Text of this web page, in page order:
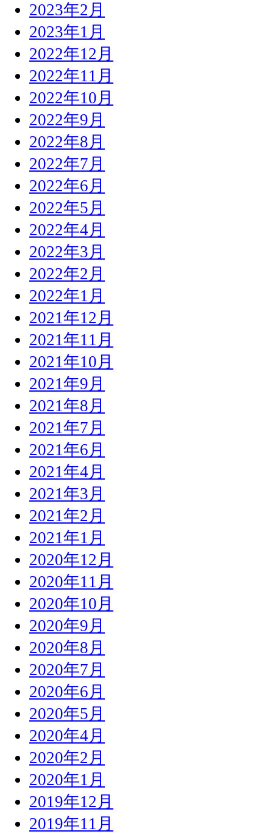
2023年2月
2023年1月
2022年12月
2022年11月
2022年10月
2022年9月
2022年8月
2022年7月
2022年6月
2022年5月
2022年4月
2022年3月
2022年2月
2022年1月
2021年12月
2021年11月
2021年10月
2021年9月
2021年8月
2021年7月
2021年6月
2021年4月
2021年3月
2021年2月
2021年1月
2020年12月
2020年11月
2020年10月
2020年9月
2020年8月
2020年7月
2020年6月
2020年5月
2020年4月
2020年2月
2020年1月
2019年12月
2019年11月